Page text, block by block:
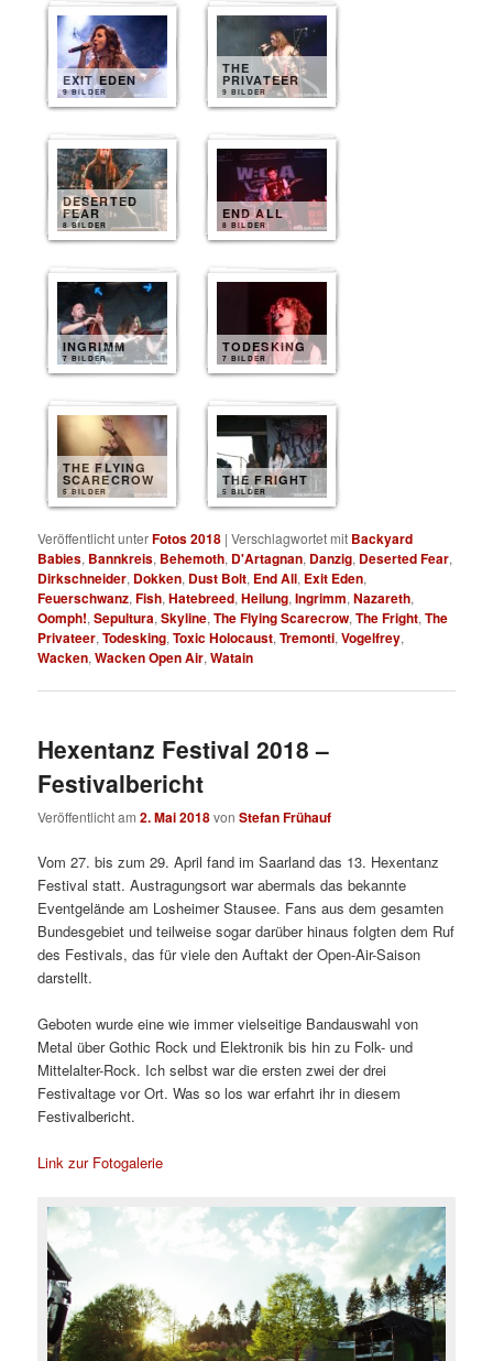
EXIT EDEN
9 BILDER
THE
PRIVATEER
9 BILDER
DESERTED
FEAR
8 BILDER
END ALL
8 BILDER
INGRIMM
7 BILDER
TODESKING
7 BILDER
THE FLYING
SCARECROW
5 BILDER
THE FRIGHT
5 BILDER
Veröffentlicht unterFotos 2018 |Verschlagwortet mit Backyard
Babies, Bannkreis, Behemoth, D'Artagnan, Danzig, Deserted Fear,
Dirkschneider, Dokken, Dust Bolt, End All, Exit Eden,
Feuerschwanz,Fish,Hatebreed,Heilung,Ingrimm,Nazareth,
Oomph!,Sepultura,Skyline,The Flying Scarecrow,The Fright,The
Privateer,Todesking,Toxic Holocaust,Tremonti,Vogelfrey,
Wacken,Wacken Open Air,Watain
Hexentanz Festival 2018 –
Festivalbericht
Veröffentlicht am2. Mai 2018vonStefan Frühauf
Vom 27. bis zum 29. April fand im Saarland das 13. Hexentanz
Festival statt. Austragungsort war abermals das bekannte
Eventgelände am Losheimer Stausee. Fans aus dem gesamten
Bundesgebiet und teilweise sogar darüber hinaus folgten dem Ruf
des Festivals, das für viele den Auftakt der Open-Air-Saison
darstellt.
Geboten wurde eine wie immer vielseitige Bandauswahl von
Metal über Gothic Rock und Elektronik bis hin zu Folk- und
Mittelalter-Rock. Ich selbst war die ersten zwei der drei
Festivaltage vor Ort. Was so los war erfahrt ihr in diesem
Festivalbericht.
Link zur Fotogalerie